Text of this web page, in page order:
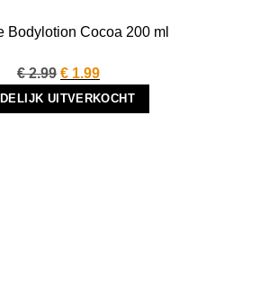
Bodylotion Cocoa 200 ml
€2.99 Oorspronkelijke
prijs
was:
€ 1.99Huidige
prijs
is:
UITVERKOCHT